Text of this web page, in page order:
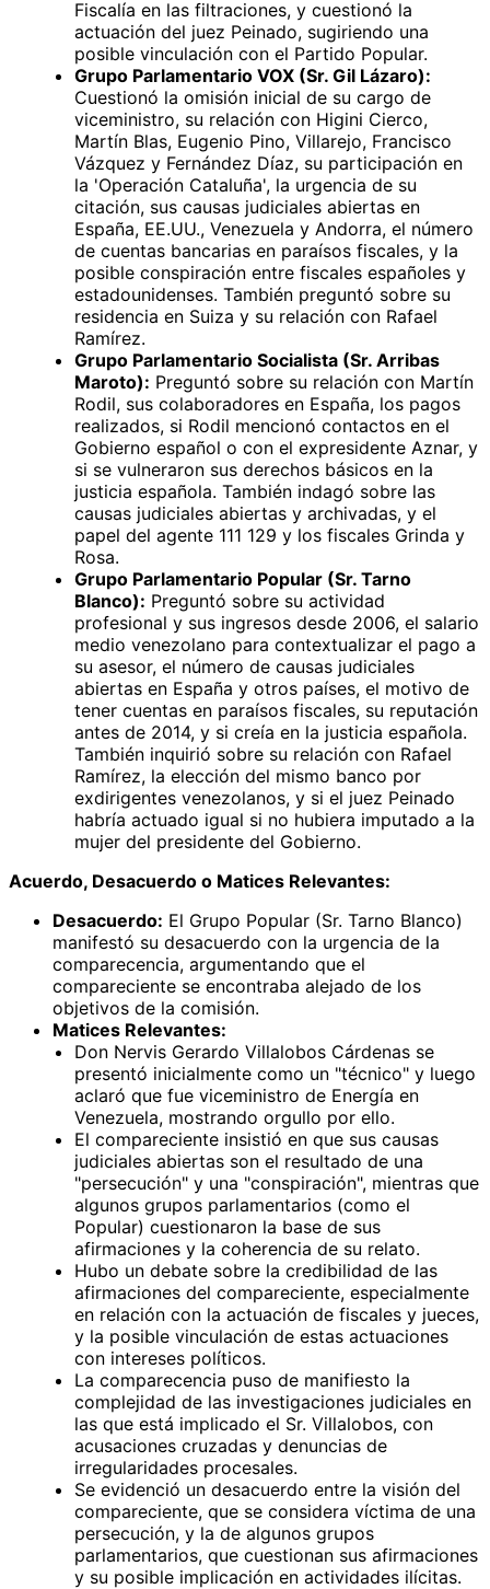
Fiscalía en las filtraciones, y cuestionó la
actuación del juez Peinado, sugiriendo una
posible vinculación con el Partido Popular.
Grupo Parlamentario VOX (Sr. Gil Lázaro):
Cuestionó la omisión inicial de su cargo de
viceministro, su relación con Higini Cierco,
Martín Blas, Eugenio Pino, Villarejo, Francisco
Vázquez y Fernández Díaz, su participación en
la 'Operación Cataluña', la urgencia de su
citación, sus causas judiciales abiertas en
España, EE.UU., Venezuela y Andorra, el número
de cuentas bancarias en paraísos fiscales, y la
posible conspiración entre fiscales españoles y
estadounidenses. También preguntó sobre su
residencia en Suiza y su relación con Rafael
Ramírez.
Grupo Parlamentario Socialista (Sr. Arribas
Maroto): Preguntó sobre su relación con Martín
Rodil, sus colaboradores en España, los pagos
realizados, si Rodil mencionó contactos en el
Gobierno español o con el expresidente Aznar, y
si se vulneraron sus derechos básicos en la
justicia española. También indagó sobre las
causas judiciales abiertas y archivadas, y el
papel del agente 111 129 y los fiscales Grinda y
Rosa.
Grupo Parlamentario Popular (Sr. Tarno
Blanco): Preguntó sobre su actividad
profesional y sus ingresos desde 2006, el salario
medio venezolano para contextualizar el pago a
su asesor, el número de causas judiciales
abiertas en España y otros países, el motivo de
tener cuentas en paraísos fiscales, su reputación
antes de 2014, y si creía en la justicia española.
También inquirió sobre su relación con Rafael
Ramírez, la elección del mismo banco por
exdirigentes venezolanos, y si el juez Peinado
habría actuado igual si no hubiera imputado a la
mujer del presidente del Gobierno.
Acuerdo, Desacuerdo o Matices Relevantes:
Desacuerdo: El Grupo Popular (Sr. Tarno Blanco)
manifestó su desacuerdo con la urgencia de la
comparecencia, argumentando que el
compareciente se encontraba alejado de los
objetivos de la comisión.
Matices Relevantes:
Don Nervis Gerardo Villalobos Cárdenas se
presentó inicialmente como un "técnico" y luego
aclaró que fue viceministro de Energía en
Venezuela, mostrando orgullo por ello.
El compareciente insistió en que sus causas
judiciales abiertas son el resultado de una
"persecución" y una "conspiración", mientras que
algunos grupos parlamentarios (como el
Popular) cuestionaron la base de sus
afirmaciones y la coherencia de su relato.
Hubo un debate sobre la credibilidad de las
afirmaciones del compareciente, especialmente
en relación con la actuación de fiscales y jueces,
y la posible vinculación de estas actuaciones
con intereses políticos.
La comparecencia puso de manifiesto la
complejidad de las investigaciones judiciales en
las que está implicado el Sr. Villalobos, con
acusaciones cruzadas y denuncias de
irregularidades procesales.
Se evidenció un desacuerdo entre la visión del
compareciente, que se considera víctima de una
persecución, y la de algunos grupos
parlamentarios, que cuestionan sus afirmaciones
y su posible implicación en actividades ilícitas.